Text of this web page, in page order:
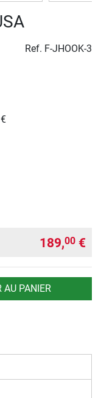
Ref. F-JHOOK-3
€
189,00 €
AU PANIER